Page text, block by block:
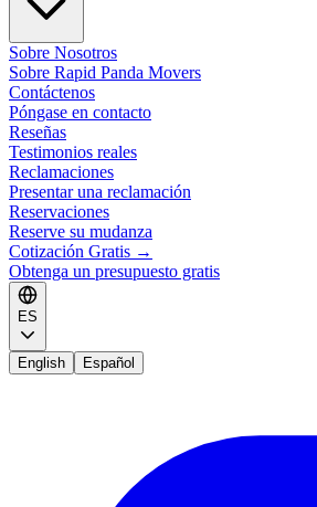
Sobre Nosotros
Sobre Rapid Panda Movers
Contáctenos
Póngase en contacto
Reseñas
Testimonios reales
Reclamaciones
Presentar una reclamación
Reservaciones
Reserve su mudanza
Cotización Gratis →
Obtenga un presupuesto gratis
ES
English Español